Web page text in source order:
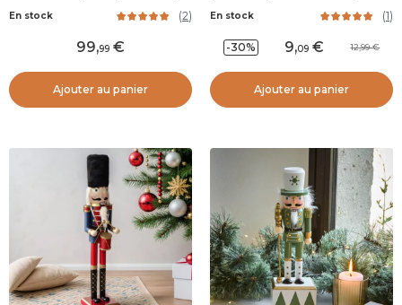
En stock (2)
99,99
Ajouter au panier
En stock (1)
-30% 9,09 12,99
Ajouter au panier